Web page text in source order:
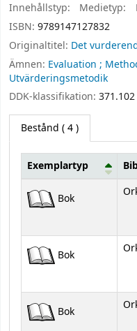
Innehållstyp:
Medietyp:
ISBN: 9789147127832
Originaltitel: Det
Ämnen: Evaluation ;
Utvärderingsmetodik
DDK-klassifikation:
Bestånd ( 4 )
Bestånd
Exemplartyp
Bok
Bok
Bok